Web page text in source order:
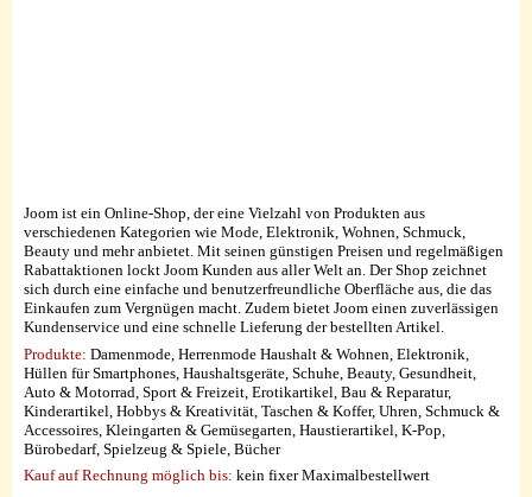
Joom ist ein Online-Shop, der eine Vielzahl von Produkten aus
verschiedenen Kategorien wie Mode, Elektronik, Wohnen, Schmuck,
Beauty und mehr anbietet. Mit seinen günstigen Preisen und regelmäßigen
Rabattaktionen lockt Joom Kunden aus aller Welt an. Der Shop zeichnet
sich durch eine einfache und benutzerfreundliche Oberfläche aus, die das
Einkaufen zum Vergnügen macht. Zudem bietet Joom einen zuverlässigen
Kundenservice und eine schnelle Lieferung der bestellten Artikel.
Produkte: Damenmode, Herrenmode Haushalt & Wohnen, Elektronik,
Hüllen für Smartphones, Haushaltsgeräte, Schuhe, Beauty, Gesundheit,
Auto & Motorrad, Sport & Freizeit, Erotikartikel, Bau & Reparatur,
Kinderartikel, Hobbys & Kreativität, Taschen & Koffer, Uhren, Schmuck &
Accessoires, Kleingarten & Gemüsegarten, Haustierartikel, K-Pop,
Bürobedarf, Spielzeug & Spiele, Bücher
Kauf auf Rechnung möglich bis: kein fixer Maximalbestellwert